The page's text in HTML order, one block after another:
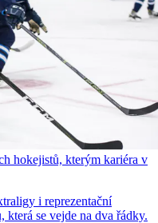
hokejistů, kterým kariéra v
i reprezentační
se vejde na dva řádky.